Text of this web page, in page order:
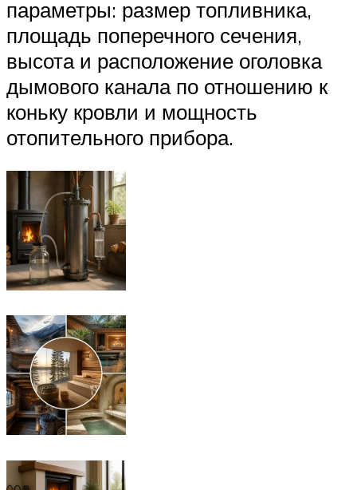
параметры: размер топливника,
площадь поперечного сечения,
высота и расположение оголовка
дымового канала по отношению к
коньку кровли и мощность
отопительного прибора.